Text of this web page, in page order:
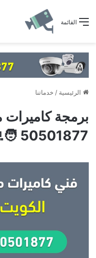
القائمة
الرئيسية / خدماتنا
برمجة كاميرات
50501877 🧑‍💻